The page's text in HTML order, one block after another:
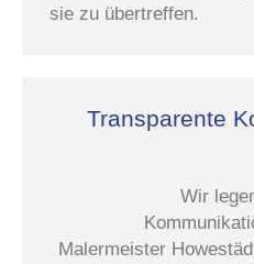
sie zu übertreffen.
Transparente
Wir
Malermeister